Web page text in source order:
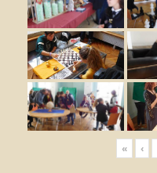
« ‹